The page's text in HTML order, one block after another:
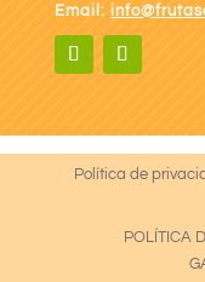
Email:
Política de
POLÍTICA